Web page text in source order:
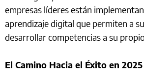
empresas líderes están
aprendizaje digital que permiten a
desarrollar competencias a su
El Camino Hacia el Éxito en 2025